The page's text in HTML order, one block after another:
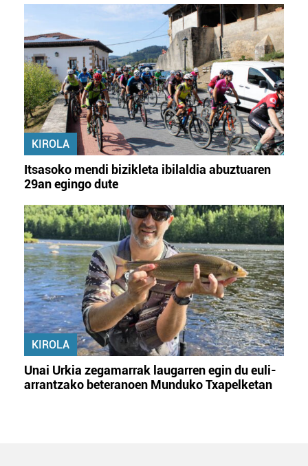
KIROLA
Itsasoko mendi bizikleta ibilaldia abuztuaren
29an egingo dute
KIROLA
Unai Urkia zegamarrak laugarren egin du euli-
arrantzako beteranoen Munduko Txapelketan